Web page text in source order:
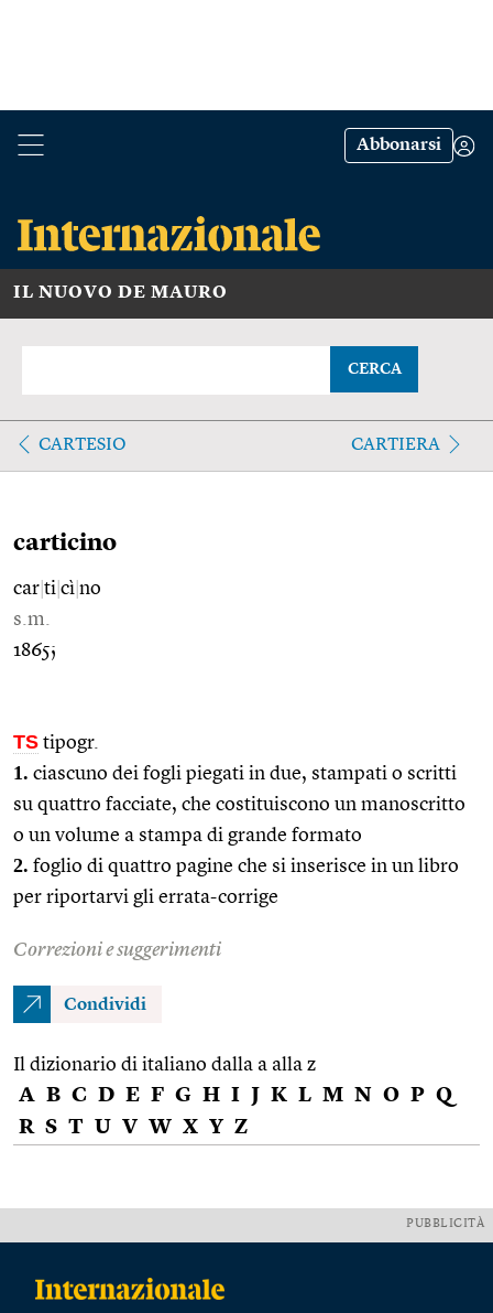
Abbonarsi
IL NUOVO DE MAURO
CERCA
CARTESIO CARTIERA
carticino
car ti cì no
s.m.
1865;
TS tipogr.
1. ciascuno dei fogli piegati in due, stampati o scritti
su quattro facciate, che costituiscono un manoscritto
o un volume a stampa di grande formato
2. foglio di quattro pagine che si inserisce in un libro
per riportarvi gli errata-corrige
Correzioni e suggerimenti
Condividi
Il dizionario di italiano dalla a alla z
A B C D E F G H I J K L M N O P Q
R S T U V W X Y Z
PUBBLICITÀ